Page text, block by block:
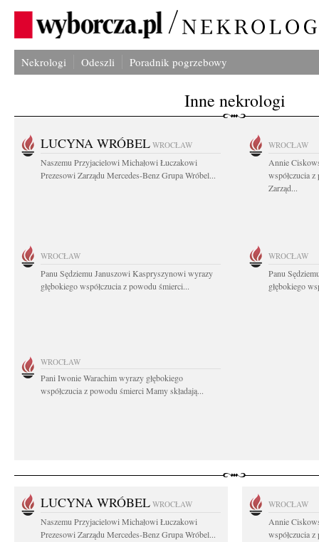
Nekrologi Odeszli Poradnik pogrzebowy
Inne nekrologi
LUCYNA WRÓBEL WROCŁAW
Naszemu Przyjacielowi Michałowi Łuczakowi
Prezesowi Zarządu Mercedes-Benz Grupa Wróbel...
WROCŁAW
Annie
współczucia
Zarząd...
WROCŁAW
Panu Sędziemu Januszowi Kaspryszynowi wyrazy
głębokiego współczucia z powodu śmierci...
WROCŁAW
Panu
głębokiego
WROCŁAW
Pani Iwonie Warachim wyrazy głębokiego
współczucia z powodu śmierci Mamy składają...
LUCYNA WRÓBEL WROCŁAW
Naszemu Przyjacielowi Michałowi Łuczakowi
Prezesowi Zarządu Mercedes-Benz Grupa Wróbel...
WROCŁAW
Annie
współczucia